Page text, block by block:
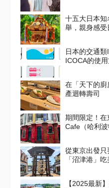
十五大日本知
舉，親身感受
日本的交通類
ICOCA的使
在「天下的
產迴轉壽司
期間限定！
Cafe（哈利波
從東京出發
「沼津港」吃
【2025最新